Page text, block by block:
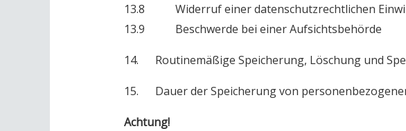
13.8 Widerruf einer datenschutzrechtlichen
13.9 Beschwerde bei einer Aufsichtsbehörde
14. Routinemäßige Speicherung, Löschung und
15. Dauer der Speicherung von
Achtung!